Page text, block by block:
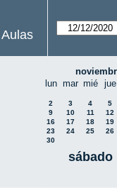
lun mar mié jue
2 3 4
5
9
10 11
12
16
17 18
19
23
24 25
26
30
sábado